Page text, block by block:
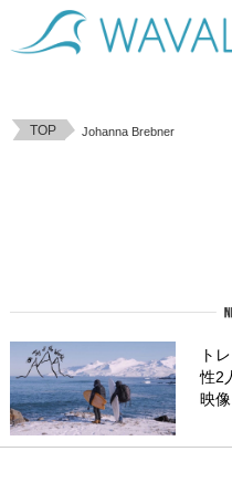
TOP Johanna Brebner
ト
性2
映